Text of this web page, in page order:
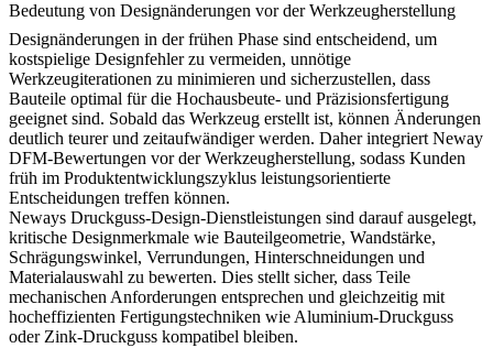
Bedeutung von Designänderungen vor der Werkzeugherstellung
Designänderungen in der frühen Phase sind entscheidend, um
kostspielige Designfehler zu vermeiden, unnötige
Werkzeugiterationen zu minimieren und sicherzustellen, dass
Bauteile optimal für die Hochausbeute- und Präzisionsfertigung
geeignet sind. Sobald das Werkzeug erstellt ist, können Änderungen
deutlich teurer und zeitaufwändiger werden. Daher integriert Neway
DFM-Bewertungen vor der Werkzeugherstellung, sodass Kunden
früh im Produktentwicklungszyklus leistungsorientierte
Entscheidungen treffen können.
Neways Druckguss-Design-Dienstleistungen sind darauf ausgelegt,
kritische Designmerkmale wie Bauteilgeometrie, Wandstärke,
Schrägungswinkel, Verrundungen, Hinterschneidungen und
Materialauswahl zu bewerten. Dies stellt sicher, dass Teile
mechanischen Anforderungen entsprechen und gleichzeitig mit
hocheffizienten Fertigungstechniken wie Aluminium-Druckguss
oder Zink-Druckguss kompatibel bleiben.